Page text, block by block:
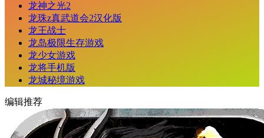
龙神之光2
龙珠z真武道会2汉化版
龙王战士
龙岛极限生存游戏
龙少女游戏
龙将手机版
龙城秘境游戏
编辑推荐